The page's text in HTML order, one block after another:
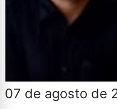
07 de agosto de